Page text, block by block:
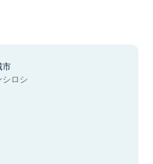
市
シロシ